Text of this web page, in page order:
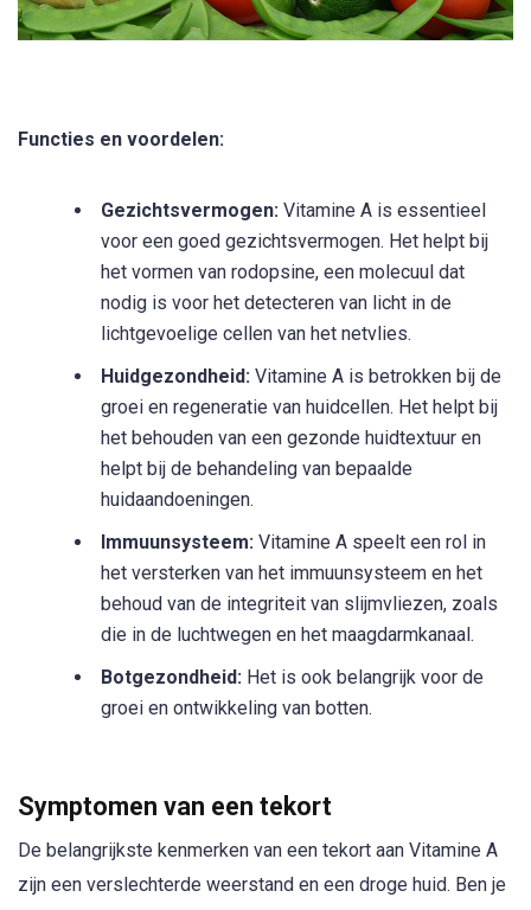
Functies en voordelen:
Gezichtsvermogen: Vitamine A is essentieel
voor een goed gezichtsvermogen. Het helpt bij
het vormen van rodopsine, een molecuul dat
nodig is voor het detecteren van licht in de
lichtgevoelige cellen van het netvlies.
Huidgezondheid: Vitamine A is betrokken bij de
groei en regeneratie van huidcellen. Het helpt bij
het behouden van een gezonde huidtextuur en
helpt bij de behandeling van bepaalde
huidaandoeningen.
Immuunsysteem: Vitamine A speelt een rol in
het versterken van het immuunsysteem en het
behoud van de integriteit van slijmvliezen, zoals
die in de luchtwegen en het maagdarmkanaal.
Botgezondheid: Het is ook belangrijk voor de
groei en ontwikkeling van botten.
Symptomen van een tekort
De belangrijkste kenmerken van een tekort aan Vitamine A
zijn een verslechterde weerstand en een droge huid. Ben je